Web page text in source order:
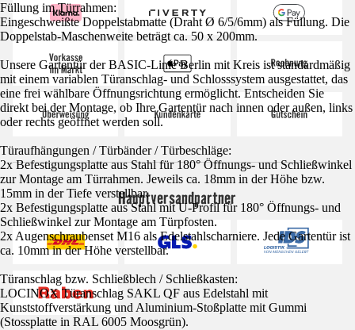
Füllung im Türrahmen:
Eingeschweißte Doppelstabmatte (Draht Ø 6/5/6mm) als Füllung. Die
Doppelstab-Maschenweite beträgt ca. 50 x 200mm.
Unsere Gartentür der BASIC-Linie Berlin mit Kreis ist standardmäßig
mit einem variablen Türanschlag- und Schlosssystem ausgestattet, das
eine frei wählbare Öffnungsrichtung ermöglicht. Entscheiden Sie
direkt bei der Montage, ob Ihre Gartentür nach innen oder außen, links
oder rechts geöffnet werden soll.
Türaufhängungen / Türbänder / Türbeschläge:
2x Befestigungsplatte aus Stahl für 180° Öffnungs- und Schließwinkel
zur Montage am Türrahmen. Jeweils ca. 18mm in der Höhe bzw.
15mm in der Tiefe verstellbar.
2x Befestigungsplatte aus Stahl mit U-Profil für 180° Öffnungs- und
Schließwinkel zur Montage am Türpfosten.
2x Augenschraubenset M16 als Edelstahlscharniere. Jede Gartentür ist
ca. 10mm in der Höhe verstellbar.
Türanschlag bzw. Schließblech / Schließkasten:
LOCINOX Türanschlag SAKL QF aus Edelstahl mit
Kunststoffverstärkung und Aluminium-Stoßplatte mit Gummi
(Stossplatte in RAL 6005 Moosgrün).
Hauptversandpartner